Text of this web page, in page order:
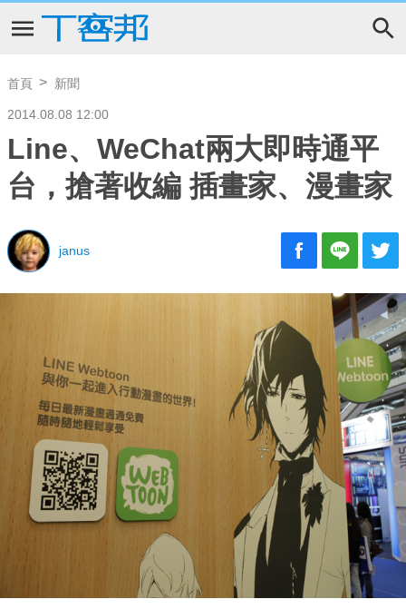
首頁 新聞
2014.08.08 12:00
Line、WeChat兩大即時通平
台，搶著收編 插畫家、漫畫家
janus